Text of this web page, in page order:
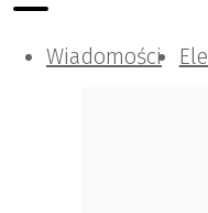
Wiadomości
Komunikacja i IT
Kontrola
Tematy specjalne